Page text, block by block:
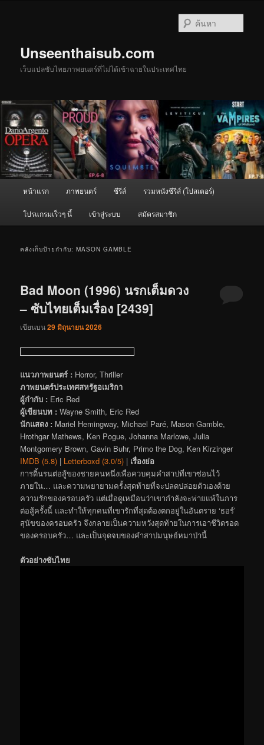
Unseenthaisub.com
เว็บแปลซับไทยภาพยนตร์ที่ไม่ได้เข้าฉายในประเทศไทย
หน้าแรก ภาพยนตร์ ซีรีส์ รวมหนังซีรีส์ (โปสเตอร์)
โปรแกรมเร็วๆ นี้ เข้าสู่ระบบ สมัครสมาชิก
คลังเก็บป้ายกำกับ:MASON GAMBLE
Bad Moon (1996) นรกเต็มดวง
– ซับไทยเต็มเรื่อง [2439]
เขียนบน29 มิถุนายน 2026
แนวภาพยนตร์ : Horror, Thriller
ภาพยนตร์ประเทศสหรัฐอเมริกา
ผู้กำกับ : Eric Red
ผู้เขียนบท : Wayne Smith, Eric Red
นักแสดง : Mariel Hemingway, Michael Paré, Mason Gamble,
Hrothgar Mathews, Ken Pogue, Johanna Marlowe, Julia
Montgomery Brown, Gavin Buhr, Primo the Dog, Ken Kirzinger
IMDB (5.8) | Letterboxd (3.0/5) | เรื่องย่อ
การดิ้นรนต่อสู้ของชายคนหนึ่งเพื่อควบคุมคำสาปที่เขาซ่อนไว้
ภายใน… และความพยายามครั้งสุดท้ายที่จะปลดปล่อยตัวเองด้วย
ความรักของครอบครัว แต่เมื่อดูเหมือนว่าเขากำลังจะพ่ายแพ้ในการ
ต่อสู้ครั้งนี้ และทำให้ทุกคนที่เขารักที่สุดต้องตกอยู่ในอันตราย ‘ธอร์’
สุนัขของครอบครัว จึงกลายเป็นความหวังสุดท้ายในการเอาชีวิตรอด
ของครอบครัว… และเป็นจุดจบของคำสาปมนุษย์หมาป่านี้
ตัวอย่างซับไทย